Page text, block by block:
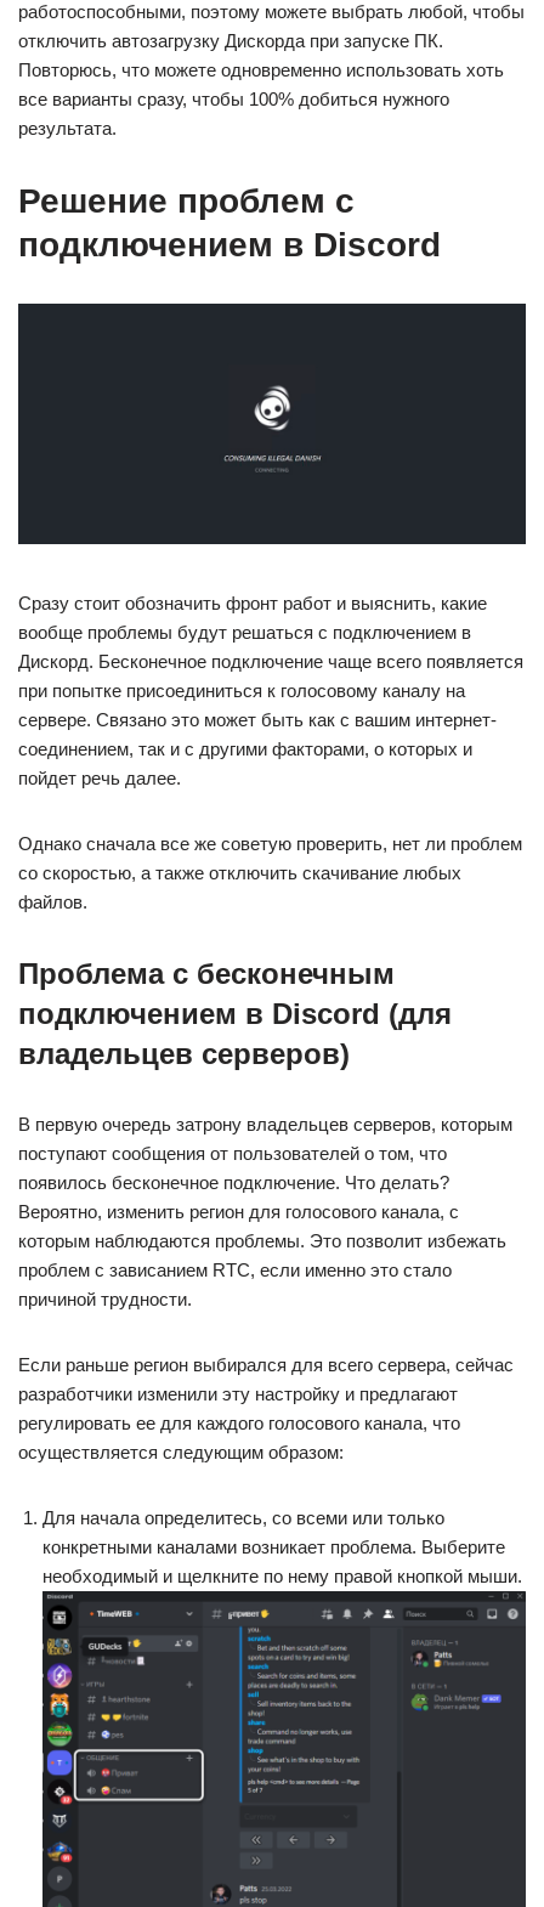
работоспособными, поэтому можете выбрать любой, чтобы
отключить автозагрузку Дискорда при запуске ПК.
Повторюсь, что можете одновременно использовать хоть
все варианты сразу, чтобы 100% добиться нужного
результата.
Решение проблем с
подключением в Discord
Сразу стоит обозначить фронт работ и выяснить, какие
вообще проблемы будут решаться с подключением в
Дискорд. Бесконечное подключение чаще всего появляется
при попытке присоединиться к голосовому каналу на
сервере. Связано это может быть как с вашим интернет-
соединением, так и с другими факторами, о которых и
пойдет речь далее.
Однако сначала все же советую проверить, нет ли проблем
со скоростью, а также отключить скачивание любых
файлов.
Проблема с бесконечным
подключением в Discord (для
владельцев серверов)
В первую очередь затрону владельцев серверов, которым
поступают сообщения от пользователей о том, что
появилось бесконечное подключение. Что делать?
Вероятно, изменить регион для голосового канала, с
которым наблюдаются проблемы. Это позволит избежать
проблем с зависанием RTC, если именно это стало
причиной трудности.
Если раньше регион выбирался для всего сервера, сейчас
разработчики изменили эту настройку и предлагают
регулировать ее для каждого голосового канала, что
осуществляется следующим образом:
Для начала определитесь, со всеми или только
конкретными каналами возникает проблема. Выберите
необходимый и щелкните по нему правой кнопкой мыши.